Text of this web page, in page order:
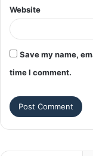
Website
Save my name,
time I comment.